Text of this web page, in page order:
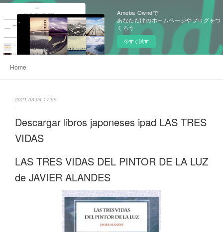
Ameba Owndで
あなただけのホームページやブログをつ
くろう
今すぐ試す
Home
2021.03.04 17:55
Descargar libros japoneses ipad LAS TRES
VIDAS
LAS TRES VIDAS DEL PINTOR DE LA LUZ
de JAVIER ALANDES